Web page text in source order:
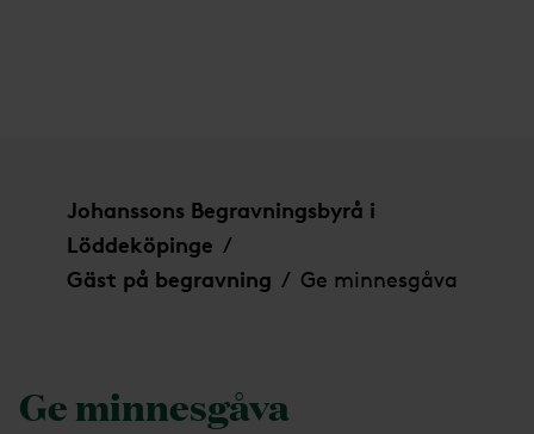
Johanssons Begravningsbyrå i
Löddeköpinge /
Gäst på begravning / Ge minnesgåva
Ge minnesgåva